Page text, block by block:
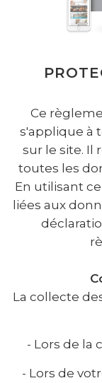
Ce
s'applique à
sur le site. Il
toutes les
En utilisant
liées aux
La collecte
- Lors de la
- Lors de